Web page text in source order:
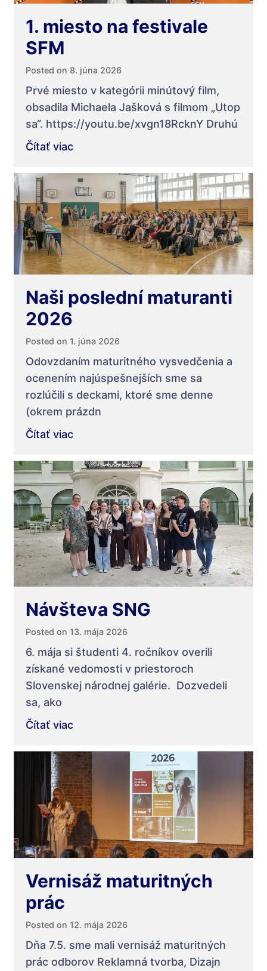
1. miesto na festivale
SFM
Posted on 8. júna 2026
Prvé miesto v kategórii minútový film,
obsadila Michaela Jašková s filmom „Utop
sa“. https://youtu.be/xvgn18RcknY Druhú
Čítať viac
Naši poslední maturanti
2026
Posted on 1. júna 2026
Odovzdaním maturitného vysvedčenia a
ocenením najúspešnejších sme sa
rozlúčili s deckami, ktoré sme denne
(okrem prázdn
Čítať viac
Návšteva SNG
Posted on 13. mája 2026
6. mája si študenti 4. ročníkov overili
získané vedomosti v priestoroch
Slovenskej národnej galérie. Dozvedeli
sa, ako
Čítať viac
Vernisáž maturitných
prác
Posted on 12. mája 2026
Dňa 7.5. sme mali vernisáž maturitných
prác odborov Reklamná tvorba, Dizajn